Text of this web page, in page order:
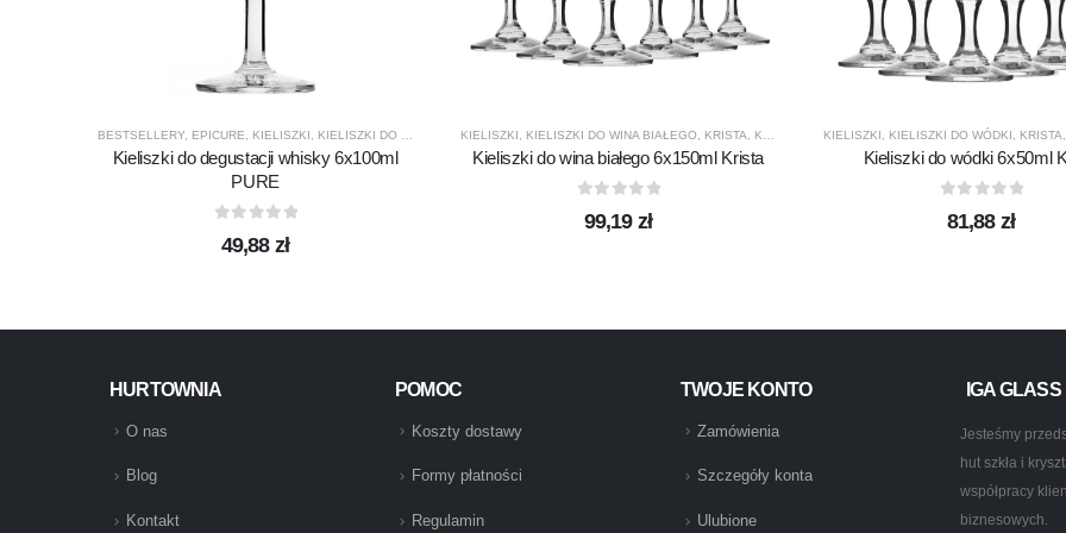
BESTSELLERY, EPICURE, KIELISZKI, KIELISZKI DO WHISKY KROSNO GLASS,PRODUCENCI,PRODUKTY,PURE
Kieliszki do degustacji whisky 6x100ml
PURE
49,88 zł
KIELISZKI, KIELISZKI DO WINA BIAŁEGO, KRISTA, KROSNO GLASS ,PRODUCENCI, PRODUKTY
Kieliszki do wina białego 6x150ml Krista
99,19 zł
KIELISZKI, KIELISZKI DO WÓDKI, KRISTA,
Kieliszki do wódki 6x50ml
81,88 zł
HURTOWNIA
O nas
Blog
Kontakt
POMOC
Koszty dostawy
Formy płatności
Regulamin
TWOJE KONTO
Zamówienia
Szczegóły konta
Ulubione
IGA GLASS
Jesteśmy
hut szkła i
współpracy
biznesowych.